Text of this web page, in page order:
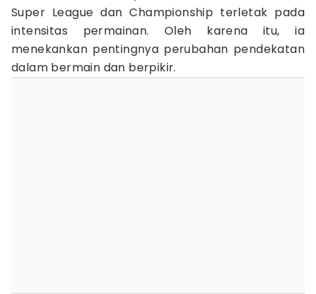
Super League dan Championship terletak pada
intensitas permainan. Oleh karena itu, ia
menekankan pentingnya perubahan pendekatan
dalam bermain dan berpikir.